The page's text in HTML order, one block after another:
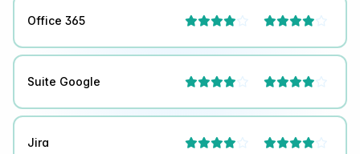
Office 365  
Suite Google  
Jira  